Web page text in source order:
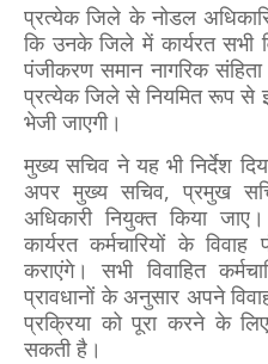
प्रत्येक जिले के नोडल
कि उनके जिले में कार्यरत सभी
पंजीकरण समान नागरिक
प्रत्येक जिले से नियमित रूप से
भेजी जाएगी।
मुख्य सचिव ने यह भी निर्देश
अपर मुख्य सचिव, प्रमुख
अधिकारी नियुक्त किया
कार्यरत कर्मचारियों के
कराएंगे। सभी विवाहित
प्रावधानों के अनुसार अपने
प्रक्रिया को पूरा करने के लिए
सकती है।